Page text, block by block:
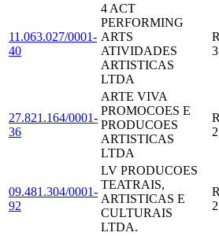
11.063.027/0001-
40
4 ACT
PERFORMING
ARTS
ATIVIDADES
ARTISTICAS
LTDA
27.821.164/0001-
36
ARTE VIVA
PROMOCOES E
PRODUCOES
ARTISTICAS
LTDA
09.481.304/0001-
92
LV PRODUCOES
TEATRAIS,
ARTISTICAS E
CULTURAIS
LTDA.